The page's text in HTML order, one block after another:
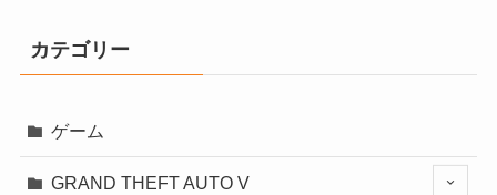
カテゴリー
ゲーム
GRAND THEFT AUTO V